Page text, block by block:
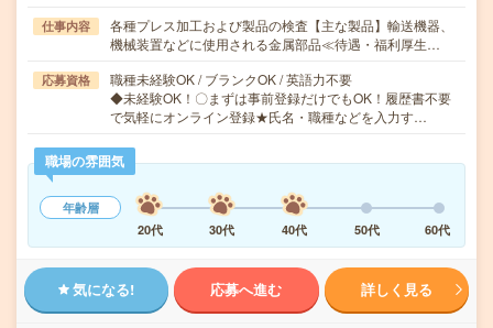
仕事内容
各種プレス加工および製品の検査【主な製品】輸送機器、
機械装置などに使用される金属部品≪待遇・福利厚生…
応募資格
職種未経験OK / ブランクOK / 英語力不要
◆未経験OK！〇まずは事前登録だけでもOK！履歴書不要
で気軽にオンライン登録★氏名・職種などを入力す…
職場の雰囲気
年齢層
20代
30代 40代 50代 60代
気になる! 応募へ進む 詳しく見る